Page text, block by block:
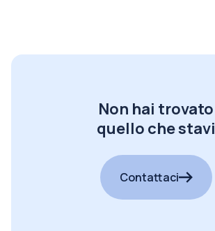
Non hai trovato
quello che stavi
Contattaci